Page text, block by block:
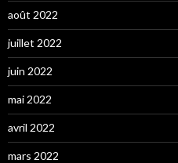
août 2022
juillet 2022
juin 2022
mai 2022
avril 2022
mars 2022